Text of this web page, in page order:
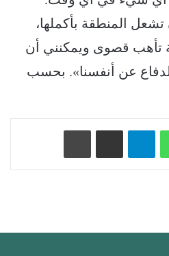
المنطقة بأكملها،
تأهب قصوى ويمكنني أن
عن أنفسنا». بحسب
واتساب تيلقرام